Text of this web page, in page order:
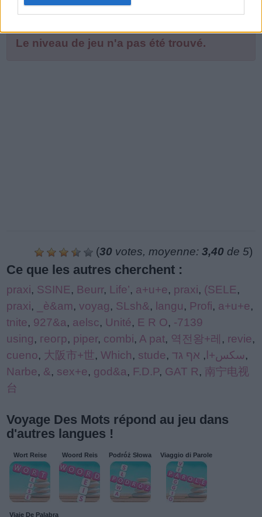
Le niveau de jeu n'a pas été trouvé.
(30 votes, moyenne: 3,40 de 5)
Ce que les autres cherchent :
praxi, SSINE, Beurr, Life’, a+u+e, praxi, (SELE,
praxi, _è&am, voyag, SLsh&, langu, Profi, a+u+e,
tnite, 927&a, aelsc, Unité, E R O, -7139
using, геогр, piper, combi, A pat, 역전왕+레 , revie,
cueno, 大阪市+世, Which, stude, سكس+ا , אף גד
,
Narbe, &, sex+e, god&a, F.D.P, GAT R, 南宁电视
台
Voyage Des Mots répond au jeu dans
d'autres langues !
Wort Reise Woord Reis Podróż Słowa Viaggio di Parole
Viaje De Palabra